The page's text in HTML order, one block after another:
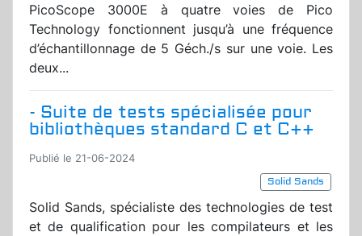
PicoScope 3000E à quatre voies de Pico
Technology fonctionnent jusqu’à une fréquence
d’échantillonnage de 5 Géch./s sur une voie. Les
deux...
- Suite de tests spécialisée pour
bibliothèques standard C et C++
Publié le 21-06-2024
Solid Sands
Solid Sands, spécialiste des technologies de test
et de qualification pour les compilateurs et les